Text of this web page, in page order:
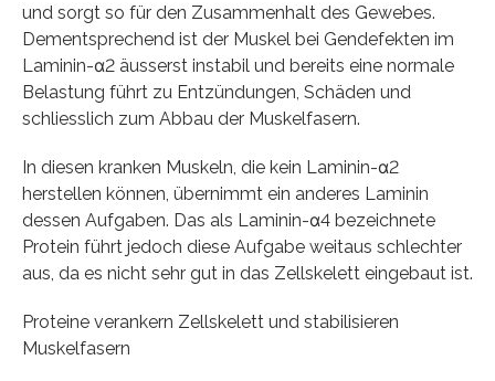
und sorgt so für den Zusammenhalt des Gewebes.
Dementsprechend ist der Muskel bei Gendefekten im
Laminin-α2 äusserst instabil und bereits eine normale
Belastung führt zu Entzündungen, Schäden und
schliesslich zum Abbau der Muskelfasern.
In diesen kranken Muskeln, die kein Laminin-α2
herstellen können, übernimmt ein anderes Laminin
dessen Aufgaben. Das als Laminin-α4 bezeichnete
Protein führt jedoch diese Aufgabe weitaus schlechter
aus, da es nicht sehr gut in das Zellskelett eingebaut ist.
Proteine verankern Zellskelett und stabilisieren
Muskelfasern